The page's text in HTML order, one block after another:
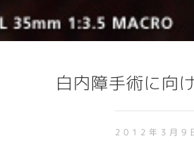
白内障手術に向
2012年3月9